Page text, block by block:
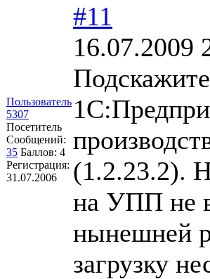
Пользователь
5307
Посетитель
Сообщений:
35 Баллов: 4
Регистрация:
31.07.2006
#11
16.07.2009
(1.2.23.2).
на УПП не
нынешней
загрузку